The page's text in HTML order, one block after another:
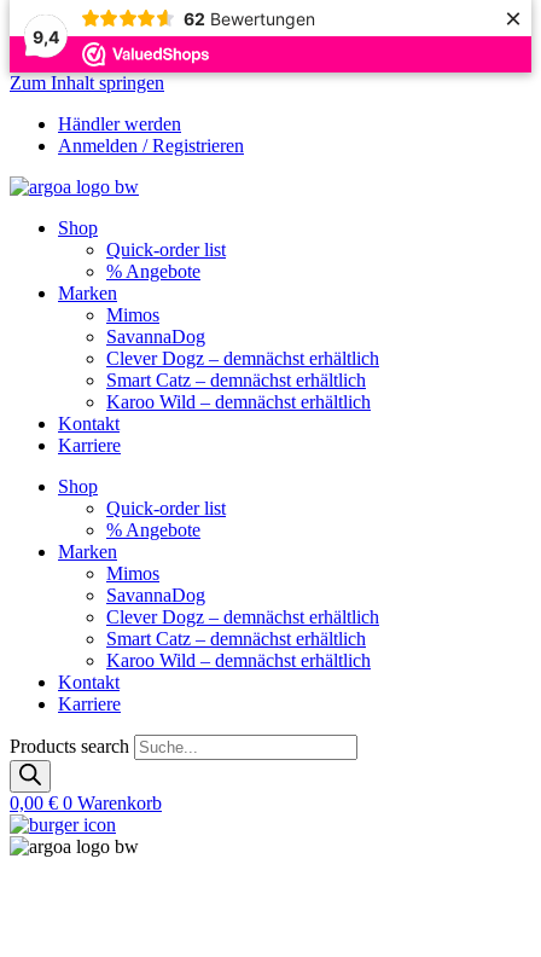
9,4
62 Bewertungen ×
Zum Inhalt springen
Händler werden
Anmelden / Registrieren
Shop
Quick-order list
% Angebote
Marken
Mimos
SavannaDog
Clever Dogz – demnächst erhältlich
Smart Catz – demnächst erhältlich
Karoo Wild – demnächst erhältlich
Kontakt
Karriere
Shop
Quick-order list
% Angebote
Marken
Mimos
SavannaDog
Clever Dogz – demnächst erhältlich
Smart Catz – demnächst erhältlich
Karoo Wild – demnächst erhältlich
Kontakt
Karriere
Products search
0,00 € 0 Warenkorb